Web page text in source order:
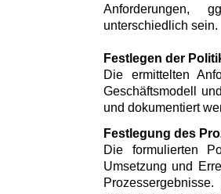
Anforderungen,
unterschiedlich sein.
Festlegen der
Die ermittelten
Geschäftsmodell
und dokumentiert
Festlegung des
Die formulierten
Umsetzung und